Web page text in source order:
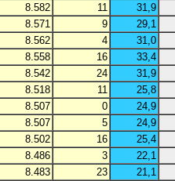
8.582 11
31,9
8.571 9
29,1
8.562 4
31,0
8.558 16
33,4
8.542 24
31,9
8.518 11
25,8
8.507 0
24,9
8.507 5
24,9
8.502 16
25,4
8.486 3
22,1
8.483 23
21,1